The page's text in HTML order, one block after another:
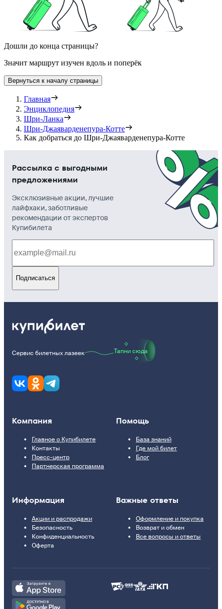
Дошли до конца страницы?
Значит маршрут изучен вдоль и поперёк
Вернуться к началу страницы
Главная
Энциклопедия
Шри-Ланка
Шри-Джаяварденепура-Котте
Как добраться до Шри-Джаяварденепура-Котте
Рассылка с выгодными
предложениями
Эксклюзивные акции, лучшие
лайфхаки, заботливые
рекомендации от экспертов
Купибилета
Подписаться
Сервис билетных лазеек Тапни сюда
Компания
Главное о Купибилете
Контакты
Пресс-центр
Партнерская программа
Помощь
База знаний
Где мой билет
Блог
Информация
Акции и распродажи
Безопасность
Конфиденциальность
Оферта
Важные ответы
Оформление и покупка
Возврат и обмен
Все вопросы и ответы